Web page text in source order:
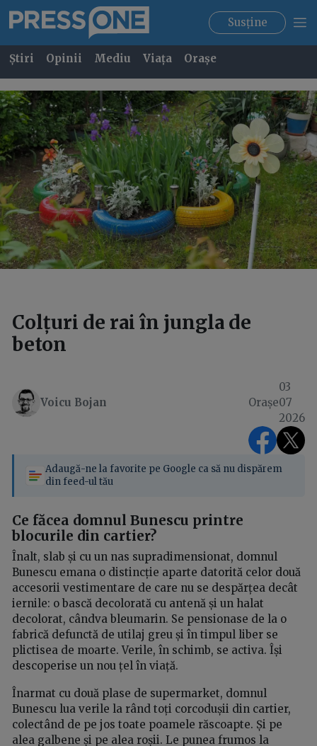
Susține
Știri Opinii Mediu Viața Orașe
Colțuri de rai în jungla de
beton
Voicu Bojan Orașe
03
07
2026
Adaugă-ne la favorite pe Google ca să nu dispărem
din feed-ul tău
Ce făcea domnul Bunescu printre
blocurile din cartier?
Înalt, slab și cu un nas supradimensionat, domnul
Bunescu emana o distincție aparte datorită celor două
accesorii vestimentare de care nu se despărțea decât
iernile: o bască decolorată cu antenă și un halat
decolorat, cândva bleumarin. Se pensionase de la o
fabrică defunctă de utilaj greu și în timpul liber se
plictisea de moarte. Verile, în schimb, se activa. Își
descoperise un nou țel în viață.
Înarmat cu două plase de supermarket, domnul
Bunescu lua verile la rând toți corcodușii din cartier,
colectând de pe jos toate poamele răscoapte. Și pe
alea galbene și pe alea roșii. Le punea frumos la